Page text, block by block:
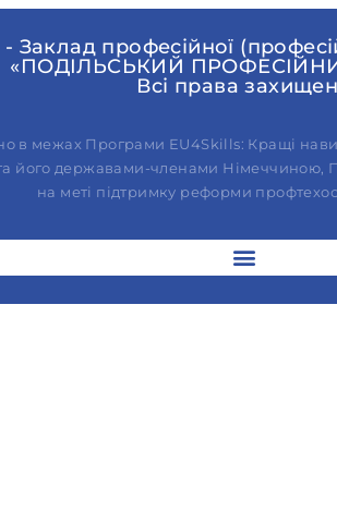
Заклад професійної
«ПОДІЛЬСЬКИЙ
Всі права
в межах Програми EU4Skills: Кращі
його державами-членами Німеччиною,
на меті підтримку реформи